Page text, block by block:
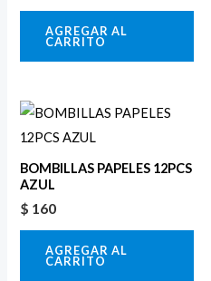
AGREGAR AL
CARRITO
BOMBILLAS PAPELES 12PCS
AZUL
$ 160
AGREGAR AL
CARRITO